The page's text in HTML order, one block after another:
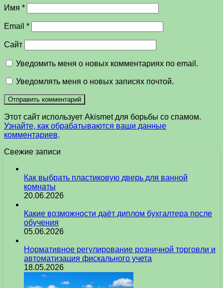
Имя *
Email *
Сайт
Уведомить меня о новых комментариях по email.
Уведомлять меня о новых записях почтой.
Этот сайт использует Akismet для борьбы со спамом.
Узнайте, как обрабатываются ваши данные
комментариев.
Свежие записи
Как выбрать пластиковую дверь для ванной
комнаты
20.06.2026
Какие возможности даёт диплом бухгалтера после
обучения
05.06.2026
Нормативное регулирование розничной торговли и
автоматизация фискального учета
18.05.2026